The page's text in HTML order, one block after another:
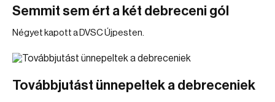
Semmit sem ért a két debreceni gól
Négyet kapott a DVSC Újpesten.
Továbbjutást ünnepeltek a debreceniek